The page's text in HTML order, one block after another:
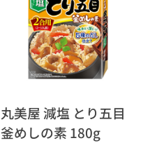
丸美屋 減塩 とり五目
釜めしの素 180g